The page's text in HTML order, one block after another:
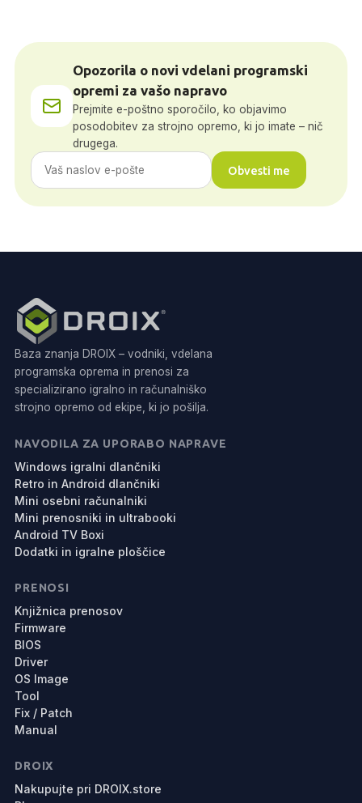
Opozorila o novi vdelani programski
opremi za vašo napravo
Prejmite e-poštno sporočilo, ko objavimo
posodobitev za strojno opremo, ki jo imate – nič
drugega.
Obvesti me
Baza znanja DROIX – vodniki, vdelana
programska oprema in prenosi za
specializirano igralno in računalniško
strojno opremo od ekipe, ki jo pošilja.
NAVODILA ZA UPORABO NAPRAVE
Windows igralni dlančniki
Retro in Android dlančniki
Mini osebni računalniki
Mini prenosniki in ultrabooki
Android TV Boxi
Dodatki in igralne ploščice
PRENOSI
Knjižnica prenosov
Firmware
BIOS
Driver
OS Image
Tool
Fix / Patch
Manual
DROIX
Nakupujte pri DROIX.store